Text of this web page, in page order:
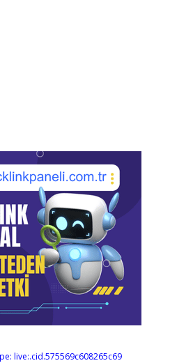
live:.cid.575569c608265c69